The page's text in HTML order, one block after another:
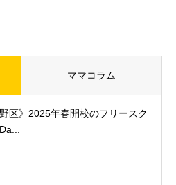
ママコラム
野区》2025年春開校のフリースク